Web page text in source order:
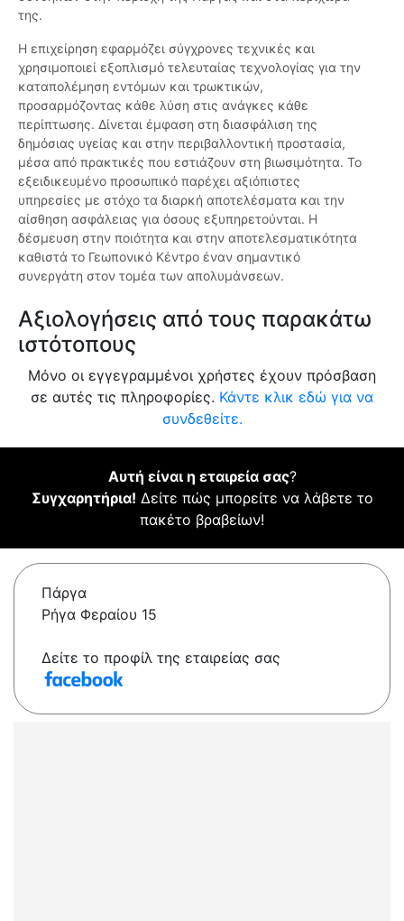
της.
Η επιχείρηση εφαρμόζει σύγχρονες τεχνικές και
χρησιμοποιεί εξοπλισμό τελευταίας τεχνολογίας για την
καταπολέμηση εντόμων και τρωκτικών,
προσαρμόζοντας κάθε λύση στις ανάγκες κάθε
περίπτωσης. Δίνεται έμφαση στη διασφάλιση της
δημόσιας υγείας και στην περιβαλλοντική προστασία,
μέσα από πρακτικές που εστιάζουν στη βιωσιμότητα. Το
εξειδικευμένο προσωπικό παρέχει αξιόπιστες
υπηρεσίες με στόχο τα διαρκή αποτελέσματα και την
αίσθηση ασφάλειας για όσους εξυπηρετούνται. Η
δέσμευση στην ποιότητα και στην αποτελεσματικότητα
καθιστά το Γεωπονικό Κέντρο έναν σημαντικό
συνεργάτη στον τομέα των απολυμάνσεων.
Αξιολογήσεις από τους παρακάτω
ιστότοπους
Μόνο οι εγγεγραμμένοι χρήστες έχουν πρόσβαση
σε αυτές τις πληροφορίες. Κάντε κλικ εδώ για να
συνδεθείτε.
Αυτή είναι η εταιρεία σας?
Συγχαρητήρια! Δείτε πώς μπορείτε να λάβετε το
πακέτο βραβείων!
Πάργα
Ρήγα Φεραίου 15
Δείτε το προφίλ της εταιρείας σας